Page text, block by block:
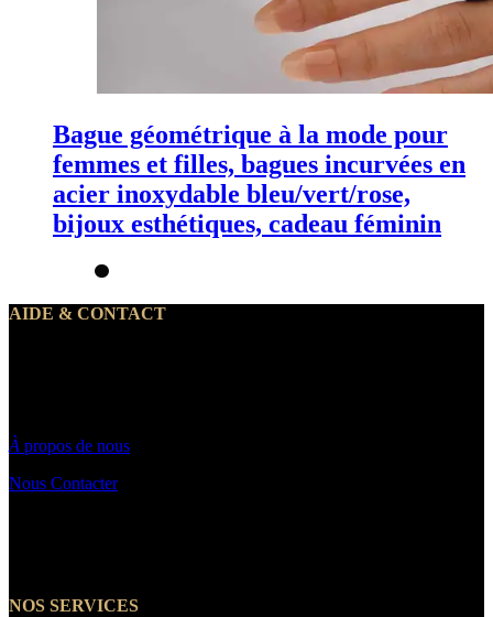
Bague géométrique à la mode pour
femmes et filles, bagues incurvées en
acier inoxydable bleu/vert/rose,
bijoux esthétiques, cadeau féminin
AIDE & CONTACT
À propos de nous
Nous Contacter
NOS SERVICES